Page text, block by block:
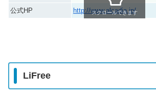
公式HP
http://www.alcadia.jp/
スクロールできます
LiFree